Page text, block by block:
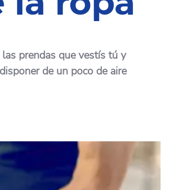
prendas que vestís tú y
de un poco de aire